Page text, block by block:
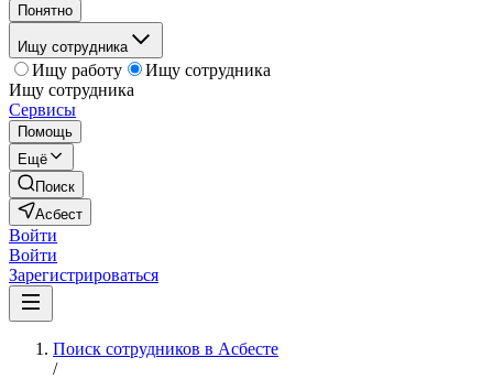
Понятно
Ищу сотрудника
Ищу работу
Ищу сотрудника
Ищу сотрудника
Сервисы
Помощь
Ещё
Поиск
Асбест
Войти
Войти
Зарегистрироваться
Поиск сотрудников в Асбесте
/